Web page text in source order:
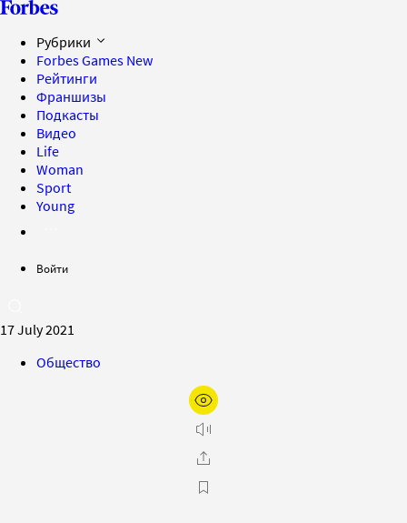
Рубрики
Forbes Games New
Рейтинги
Франшизы
Подкасты
Видео
Life
Woman
Sport
Young
Войти
17 July 2021
Общество